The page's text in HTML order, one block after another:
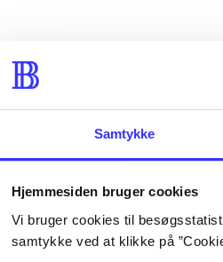
Samtykke
Hjemmesiden bruger cookies
Vi bruger cookies til
samtykke ved at klikke på